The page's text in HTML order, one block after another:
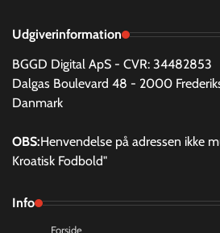
Udgiverinformation
BGGD Digital ApS - CVR: 34482853
Dalgas Boulevard 48 - 2000
Danmark
OBS:Henvendelse på adressen ikke
Kroatisk Fodbold"
Info
Forside